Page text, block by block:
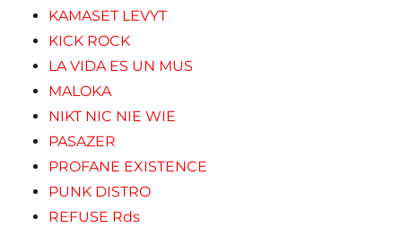
KAMASET LEVYT
KICK ROCK
LA VIDA ES UN MUS
MALOKA
NIKT NIC NIE WIE
PASAZER
PROFANE EXISTENCE
PUNK DISTRO
REFUSE Rds